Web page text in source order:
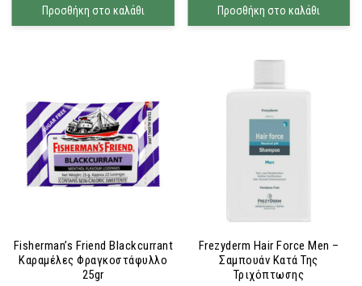
Προσθήκη στο καλάθι Προσθήκη στο καλάθι
Fisherman’s Friend Blackcurrant
Καραμέλες Φραγκοστάφυλλο
25gr
Frezyderm Hair Force Men –
Σαμπουάν Κατά Της
Τριχόπτωσης